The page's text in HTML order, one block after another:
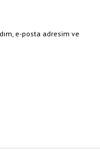
e-posta adresim ve